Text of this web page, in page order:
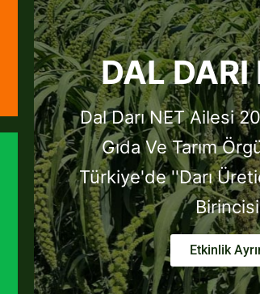
DAL DARI
Dal Darı NET Ailesi
Gıda Ve Tarım
Türkiye'de ''Darı
Etkinlik